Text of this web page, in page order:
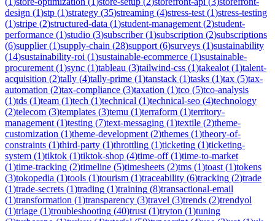
design (1)stp (1)strategy (35)streaming (4)stress-test (1)stress-testing
(1)stripe (2)structured-data (1)student-management (2)student-
performance (1)studio (3)subscriber(1)subscription (2)subscriptions
(6)supplier(1)supply-chain (28)support (6)surveys (1)sustainability
(14)sustainability-roi (1)sustainable-ecommerce (1)sustainable-
procurement (1)sync (1)tableau (3)tailwind-css (1)takealot (1)talent-
acquisition (2)tally (4)tally-prime (1)tanstack (1)tasks (1)tax (5)tax-
automation (2)tax-compliance (3)taxation (1)tco (5)tco-analysis
(1)tds (1)team (1)tech (1)technical (1)technical-seo (4)technology
(2)telecom (3)templates (3)temu (1)terraform (1)territory-
management (1)testing (7)text-messaging (1)textile (2)theme-
customization (1)theme-development (2)themes (1)theory-of-
constraints (1)third-party (1)throttling (1)ticketing (1)ticketing-
system (1)tiktok (1)tiktok-shop (4)time-off(1)time-to-market
(1)time-tracking (2)timeline (5)timesheets (2)tms (1)toast (1)tokens
(3)tokopedia (1)tools (1)tourism (1)traceability (6)tracking (2)trade
(1)trade-secrets (1)trading (1)training (8)transactional-email
(1)transformation (1)transparency (3)travel (3)trends (2)trendyol
(1)triage (1)troubleshooting (40)trust (1)tryton (1)tuning